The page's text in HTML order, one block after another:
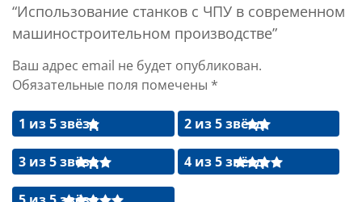
“Использование станков с ЧПУ в современном
машиностроительном производстве”
Ваш адрес email не будет опубликован.
Обязательные поля помечены *
1 из 5 звёзд 2 из 5 звёзд
3 из 5 звёзд 4 из 5 звёзд